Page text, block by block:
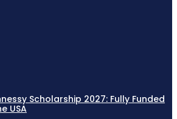
Scholarship 2027: Fully Funded
USA